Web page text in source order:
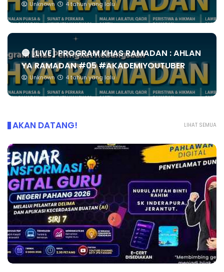
Unknown 4 tahun yang lalu
🔴 [LIVE] PROGRAM KHAS RAMADAN : AHLAN
YA RAMADAN #05 #AKADEMIYOUTUBER
Unknown 4 tahun yang lalu
LIHAT SEMUA
AKAN DATANG!